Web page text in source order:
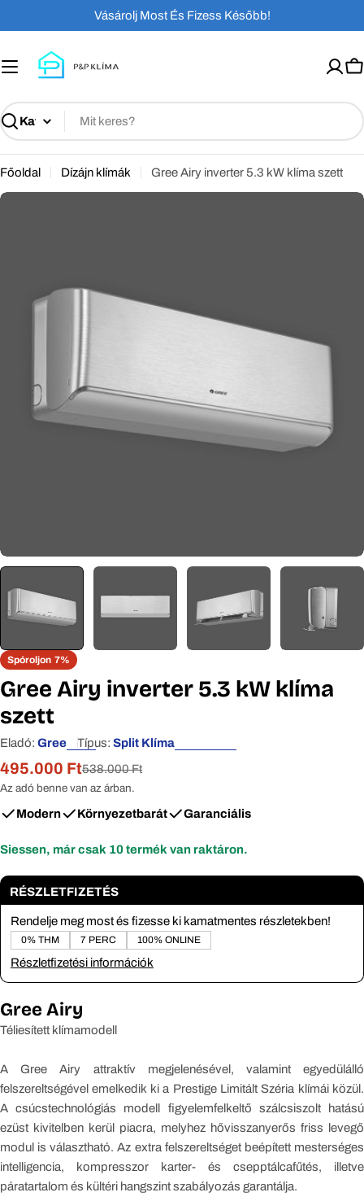
a
tartalomhoz
Vásárolj Most És Fizess Később!
Keresés
Főoldal Dízájn klímák Gree Airy inverter 5.3 kW klíma szett
Ugrás
meg a 0 médiafájlt modális mappában
Spóroljon 7%
Gree Airy inverter 5.3 kW klíma
szett
Eladó: Gree Típus: Split Klíma
Eladási
ár
495.000 Ft
Normál
ár
538.000 Ft
Az adó benne van az árban.
Modern Környezetbarát Garanciális
Siessen, már csak 10termék van raktáron.
RÉSZLETFIZETÉS
Rendelje meg most és fizesse ki kamatmentes részletekben!
0% THM 7 PERC 100% ONLINE
Részletfizetési információk
Gree Airy
Téliesített klímamodell
A Gree Airy attraktív megjelenésével, valamint egyedülálló
felszereltségével emelkedik ki a Prestige Limitált Széria klímái közül.
A csúcstechnológiás modell figyelemfelkeltő szálcsiszolt hatású
ezüst kivitelben kerül piacra, melyhez hővisszanyerős friss levegő
modul is választható. Az extra felszereltséget beépített mesterséges
intelligencia, kompresszor karter- és csepptálcafűtés, illetve
páratartalom és kültéri hangszint szabályozás garantálja.